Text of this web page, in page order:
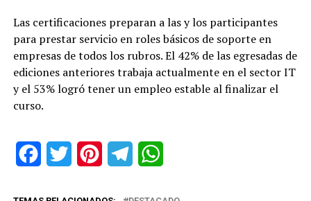
Las certificaciones preparan a las y los participantes
para prestar servicio en roles básicos de soporte en
empresas de todos los rubros. El 42% de las egresadas de
ediciones anteriores trabaja actualmente en el sector IT
y el 53% logró tener un empleo estable al finalizar el
curso.
FacebookTwitter PinterestTelegram